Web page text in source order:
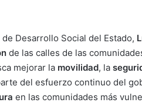
Desarrollo Social del Estado,
de las calles de las
mejorar la movilidad, la
del esfuerzo continuo del
en las comunidades más